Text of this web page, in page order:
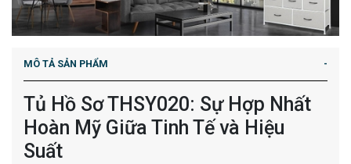
MÔ TẢ SẢN PHẨM
Tủ Hồ Sơ THSY020: Sự Hợp Nhất
Hoàn Mỹ Giữa Tinh Tế và Hiệu
Suất